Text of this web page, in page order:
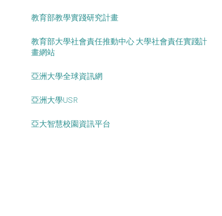
教育部教學實踐研究計畫
教育部大學社會責任推動中心 大學社會責任實踐計
畫網站
亞洲大學全球資訊網
亞洲大學USR
亞大智慧校園資訊平台